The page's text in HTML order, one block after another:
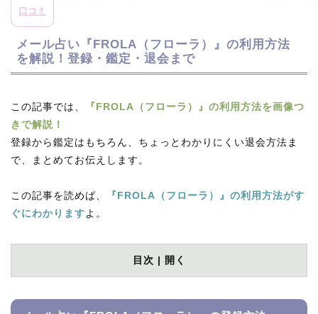
口コミ
メール占い『FROLA（フローラ）』の利用方法
を解説！登録・鑑定・退会まで
この記事では、
『FROLA（フローラ）』の利用方法を画像つ
きで解説！
登録から鑑定はもちろん、ちょっとわかりにくい退会方法ま
で、まとめてお伝えします。
この記事を読めば、
『FROLA（フローラ）』の利用方法がす
ぐにわかりますよ。
目次 | 開く